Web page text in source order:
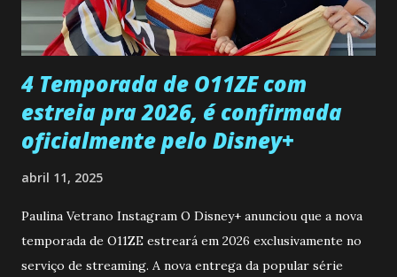
ter sido vítima da fúria de Gabriel. Artur informa a Gabriel
que a clínica inseminou por engano outra paciente, que está
...
4 Temporada de O11ZE com
estreia pra 2026, é confirmada
oficialmente pelo Disney+
abril 11, 2025
Paulina Vetrano Instagram O Disney+ anunciou que a nova
temporada de O11ZE estreará em 2026 exclusivamente no
serviço de streaming. A nova entrega da popular série